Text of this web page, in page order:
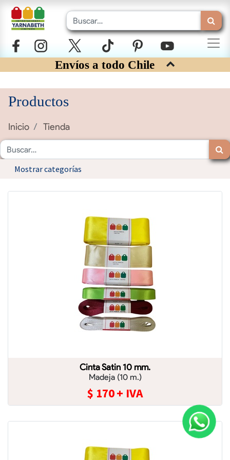
Envíos a todo Chile
Productos
Inicio Tienda
Mostrar categorías
Cinta Satin 10 mm.
Madeja (10 m.)
$ 170+ IVA